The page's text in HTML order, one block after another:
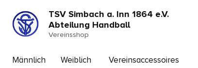
TSV Simbach a. Inn 1864 e.V.
Abteilung Handball
Vereinsshop
Männlich Weiblich Vereinsaccessoires